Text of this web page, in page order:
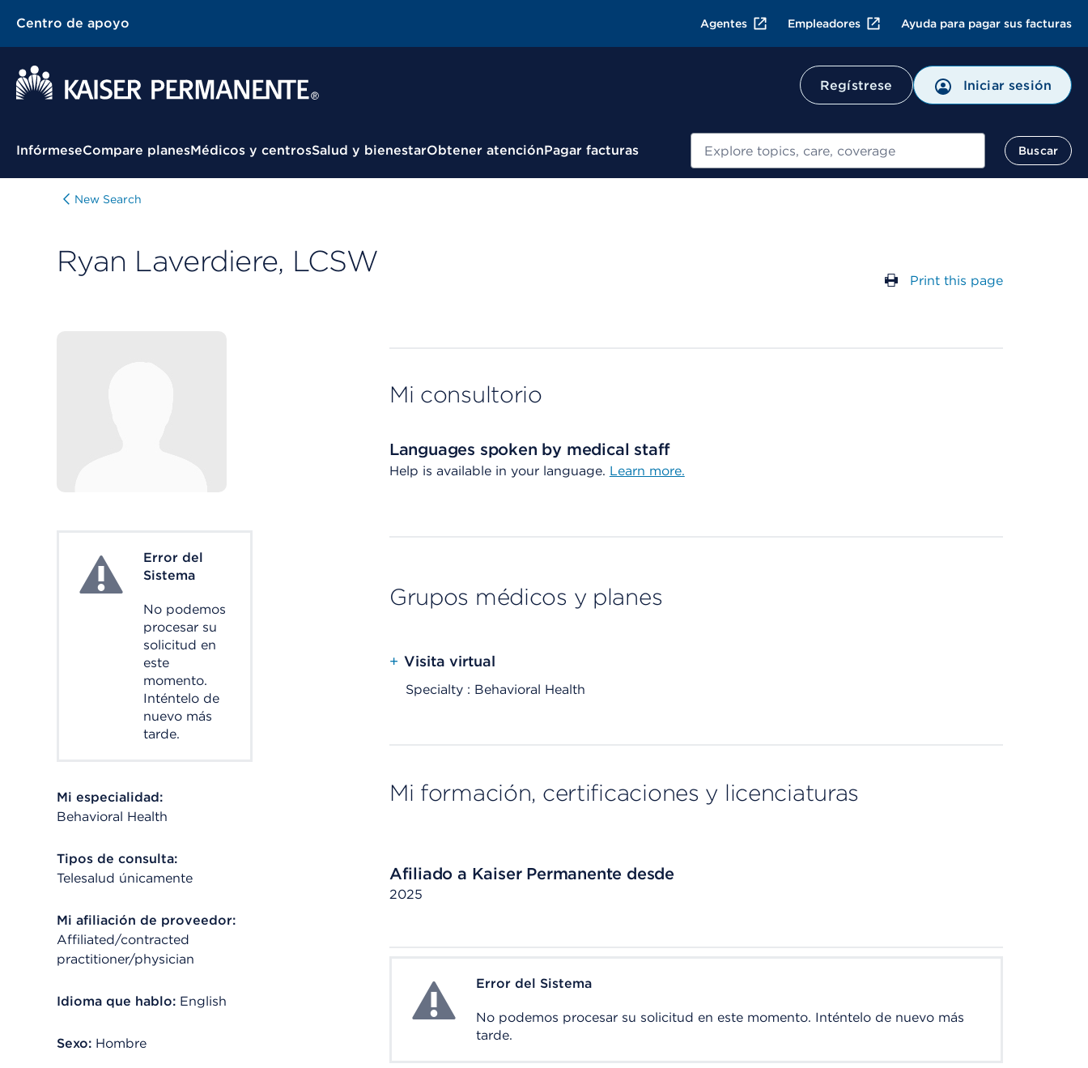
Centro de apoyo Agentes Empleadores Ayuda para pagar sus facturas
Regístrese Iniciar sesión
Menú contextual
InfórmeseCompare planesMédicos y centrosSalud y bienestarObtener atenciónPagar facturas Buscar
Buscar
New Search
Ryan Laverdiere, LCSW
Print this page
System ErrorError del
Sistema
No podemos
procesar su
solicitud en
este
momento.
Inténtelo de
nuevo más
tarde.
Mi especialidad:
Behavioral Health
Tipos de consulta:
Telesalud únicamente
Mi afiliación de proveedor:
Affiliated/contracted
practitioner/physician
Idioma que hablo: English
Sexo: Hombre
Mi consultorio
Languages spoken by medical staff
Help is available in your language. Learn more.
Grupos médicos y planes
+ Visita virtual
Specialty : Behavioral Health
Mi formación, certificaciones y licenciaturas
Afiliado a Kaiser Permanente desde
2025
System ErrorError del Sistema
No podemos procesar su solicitud en este momento. Inténtelo de nuevo más
tarde.